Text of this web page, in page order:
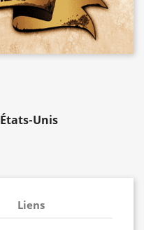
États-Unis
Liens